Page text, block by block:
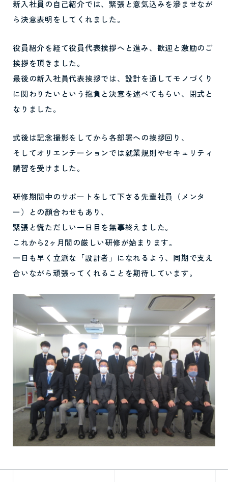
新入社員の自己紹介では、緊張と意気込みを滲ませなが
ら決意表明をしてくれました。
役員紹介を経て役員代表挨拶へと進み、歓迎と激励のご
挨拶を頂きました。
最後の新入社員代表挨拶では、設計を通してモノづくり
に関わりたいという抱負と決意を述べてもらい、閉式と
なりました。
式後は記念撮影をしてから各部署への挨拶回り、
そしてオリエンテーションでは就業規則やセキュリティ
講習を受けました。
研修期間中のサポートをして下さる先輩社員（メンタ
ー）との顔合わせもあり、
緊張と慌ただしい一日目を無事終えました。
これから2ヶ月間の厳しい研修が始まります。
一日も早く立派な「設計者」になれるよう、同期で支え
合いながら頑張ってくれることを期待しています。